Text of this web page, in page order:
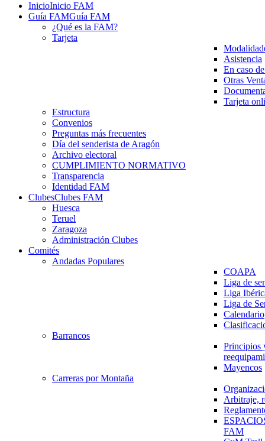
InicioInicio FAM
Guía FAMGuía FAM
¿Qué es la FAM?
Tarjeta
Asistencia
En caso
Otras
Tarjeta
Estructura
Convenios
Preguntas más frecuentes
Día del senderista de Aragón
Archivo electoral
CUMPLIMIENTO NORMATIVO
Transparencia
Identidad FAM
ClubesClubes FAM
Huesca
Teruel
Zaragoza
Administración Clubes
Comités
Andadas Populares
COAPA
Liga de
Liga
Liga de
Calendario
Barrancos
Principios
Mayencos
Carreras por Montaña
Arbitraje,
FAM